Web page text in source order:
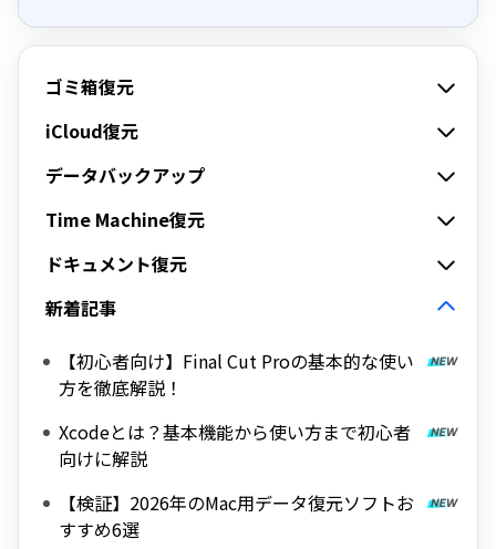
ゴミ箱復元
iCloud復元
データバックアップ
Time Machine復元
ドキュメント復元
新着記事
【初心者向け】Final Cut Proの基本的な使い
方を徹底解説！
Xcodeとは？基本機能から使い方まで初心者
向けに解説
【検証】2026年のMac用データ復元ソフトお
すすめ6選